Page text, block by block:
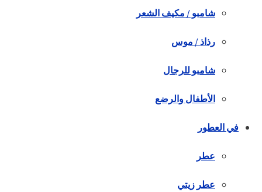
شامبو / مكيف الشعر
رذاذ / موس
شامبو للرجال
الأطفال والرضع
في العطور
عطر
عطر زيتي